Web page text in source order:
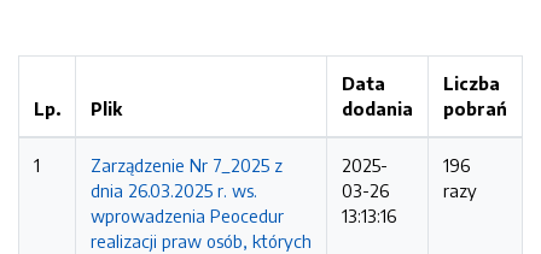
Lp. Plik
Data
dodania
Liczba
pobrań
1
Zarządzenie Nr 7_2025 z
dnia 26.03.2025 r. ws.
wprowadzenia Peocedur
realizacji praw osób, których
2025-
03-26
13:13:16
196
razy